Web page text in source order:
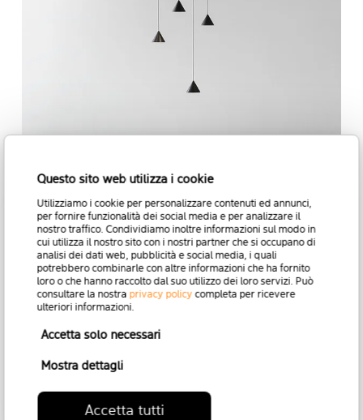
Questo sito web utilizza i cookie
Utilizziamo i cookie per personalizzare contenuti ed annunci,
per fornire funzionalità dei social media e per analizzare il
nostro traffico. Condividiamo inoltre informazioni sul modo in
cui utilizza il nostro sito con i nostri partner che si occupano di
analisi dei dati web, pubblicità e social media, i quali
potrebbero combinarle con altre informazioni che ha fornito
loro o che hanno raccolto dal suo utilizzo dei loro servizi. Può
consultare la nostra privacy policy completa per ricevere
ulteriori informazioni.
Accetta solo necessari
Mostra dettagli
Accetta tutti
Leda
Stant